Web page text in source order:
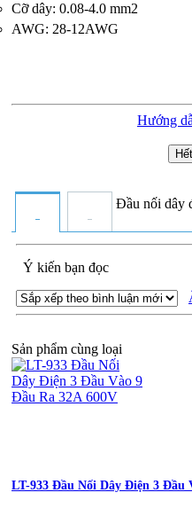
Cỡ dây: 0.08-4.0 mm2
AWG: 28-12AWG
Hướng
Đầu nối dây
Ý kiến bạn đọc
Sản phẩm cùng loại
LT-933 Đầu Nối Dây Điện 3 Đầu